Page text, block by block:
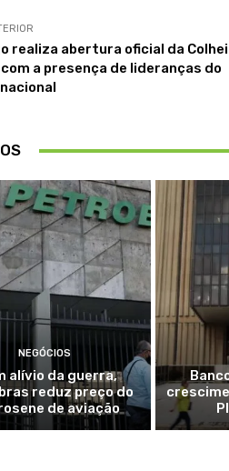
realiza abertura oficial da
com a presença de lideranças do
NEGÓCIOS
alívio da guerra,
reduz preço do
de aviação